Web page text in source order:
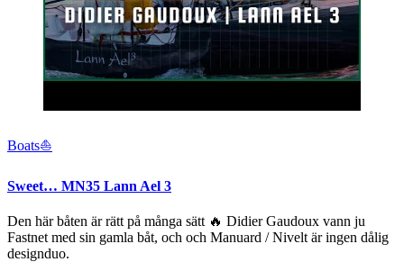
Boats⛵️
Sweet… MN35 Lann Ael 3
Den här båten är rätt på många sätt 🔥 Didier Gaudoux vann ju
Fastnet med sin gamla båt, och och Manuard / Nivelt är ingen dålig
designduo.